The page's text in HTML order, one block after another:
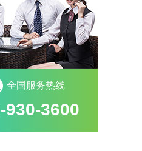
全国服务热线
930-3600